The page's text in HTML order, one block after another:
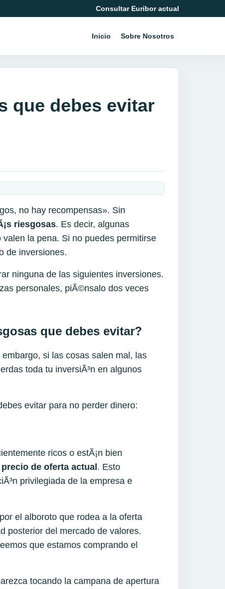
Consultar Euribor actual
Inicio Sobre Nosotros
que debes evitar
no hay recompensas». Sin
riesgosas. Es decir, algunas
la pena. Si no puedes permitirse
de inversiones.
ninguna de las siguientes inversiones.
personales, piÃ©nsalo dos veces
que debes evitar?
si las cosas salen mal, las
toda tu inversiÃ³n en algunos
evitar para no perder dinero:
ricos o estÃ¡n bien
de oferta actual. Esto
privilegiada de la empresa e
el alboroto que rodea a la oferta
posterior del mercado de valores.
que estamos comprando el
tocando la campana de apertura